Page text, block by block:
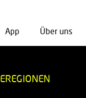
App Über uns